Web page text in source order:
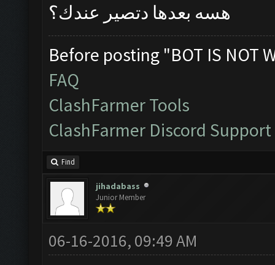
هسه بعدها دتصير عندك؟
Before posting "BOT IS NOT
FAQ
ClashFarmer Tools
ClashFarmer Discord Support
Find
jihadabass
Junior Member
06-16-2016, 09:49 AM